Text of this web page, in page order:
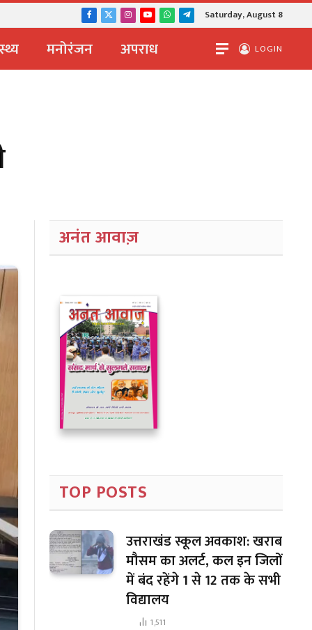
Facebook
X
Instagram
YouTubeWhatsApp
TelegramSaturday, August 8
मनोरंजन अपराध LOGIN
अनंत आवाज़
TOP POSTS
उत्तराखंड स्कूल अवकाश: खराब
मौसम का अलर्ट, कल इन जिलों
में बंद रहेंगे 1 से 12 तक के सभी
विद्यालय
1,511